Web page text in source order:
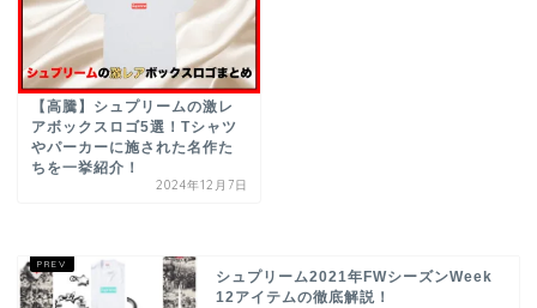
【高騰】シュプリームの激レ
アボックスロゴ5選！Tシャツ
やパーカーに施された名作た
ちを一挙紹介！
2024年12月7日
シュプリーム2021年FWシーズンWeek
12アイテムの徹底解説！